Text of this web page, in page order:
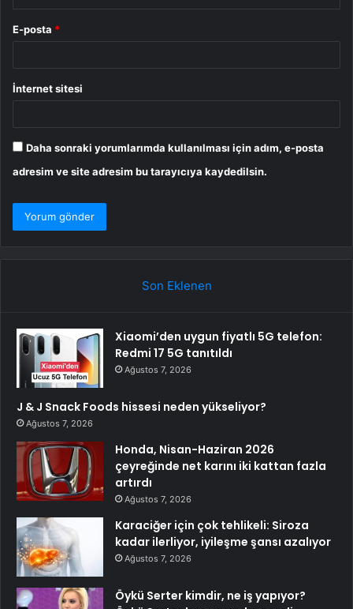
E-posta *
İnternet sitesi
Daha sonraki yorumlarımda kullanılması için adım, e-posta
adresim ve site adresim bu tarayıcıya kaydedilsin.
Son Eklenen
Xiaomi’den uygun fiyatlı 5G telefon:
Redmi 17 5G tanıtıldı
Ağustos 7, 2026
J & J Snack Foods hissesi neden yükseliyor?
Ağustos 7, 2026
Honda, Nisan-Haziran 2026
çeyreğinde net karını iki kattan fazla
artırdı
Ağustos 7, 2026
Karaciğer için çok tehlikeli: Siroza
kadar ilerliyor, iyileşme şansı azalıyor
Ağustos 7, 2026
Öykü Serter kimdir, ne iş yapıyor?